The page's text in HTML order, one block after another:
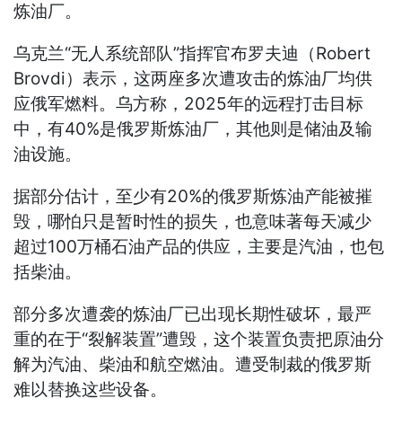
炼油厂。
乌克兰“无人系统部队”指挥官布罗夫迪（Robert
Brovdi）表示，这两座多次遭攻击的炼油厂均供
应俄军燃料。乌方称，2025年的远程打击目标
中，有40%是俄罗斯炼油厂，其他则是储油及输
油设施。
据部分估计，至少有20%的俄罗斯炼油产能被摧
毁，哪怕只是暂时性的损失，也意味著每天减少
超过100万桶石油产品的供应，主要是汽油，也包
括柴油。
部分多次遭袭的炼油厂已出现长期性破坏，最严
重的在于“裂解装置”遭毁，这个装置负责把原油分
解为汽油、柴油和航空燃油。遭受制裁的俄罗斯
难以替换这些设备。